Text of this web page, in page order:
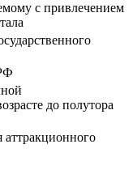
с привлечением
до полутора